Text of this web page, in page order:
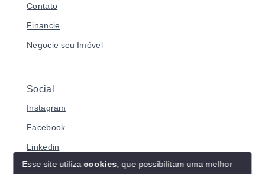
Contato
Financie
Negocie seu Imóvel
Social
Instagram
Facebook
Linkedin
Esse site utilizacookies , que possibilitam uma melhor